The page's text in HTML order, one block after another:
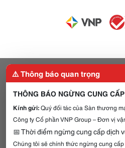
⚠️ Thông báo quan trọng
THÔNG BÁO NGỪNG CUNG
Kính gửi:Quý đối tác của Sàn thương
Công ty Cổ phần VNP Group – Đơn vị
📅 Thời điểm ngừng cung cấp dịch
Chúng tôi sẽ chính thức ngừng cung